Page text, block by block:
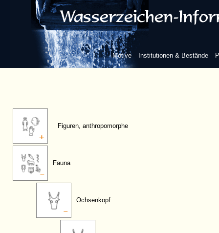
Motive Institutionen & Bestände
Figuren, anthropomorphe
Fauna
Ochsenkopf